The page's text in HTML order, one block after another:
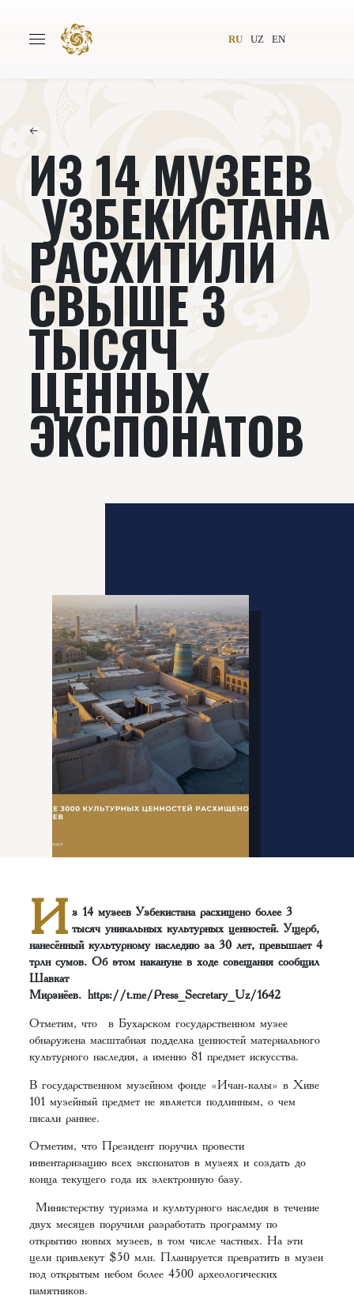
RU UZ EN
Авторы Всемирное общество
Издательство Новости
Проекты Подкасты
Книги Видеолекторий
←
ИЗ 14 МУЗЕЕВ
УЗБЕКИСТАНА
РАСХИТИЛИ
СВЫШЕ 3
ТЫСЯЧ
ЦЕННЫХ
ЭКСПОНАТОВ
И з 14 музеев Узбекистана расхищено более 3
тысяч уникальных культурных ценностей. Ущерб,
нанесённый культурному наследию за 30 лет, превышает 4
трлн сумов. Об этом накануне в ходе совещания сообщил
Шавкат
Мирзиёев.https://t.me/Press_Secretary_Uz/1642
Отметим, что в Бухарском государственном музее
обнаружена масштабная подделка ценностей материального
культурного наследия, а именно 81 предмет искусства.
В государственном музейном фонде «Ичан-калы» в Хиве
101 музейный предмет не является подлинным, о чем
писали раннее.
Отметим, что Президент поручил провести
инвентаризацию всех экспонатов в музеях и создать до
конца текущего года их электронную базу.
Министерству туризма и культурного наследия в течение
двух месяцев поручили разработать программу по
открытию новых музеев, в том числе частных. На эти
цели привлекут $50 млн. Планируется превратить в музеи
под открытым небом более 4500 археологических
памятников.